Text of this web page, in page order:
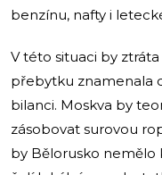
benzínu, nafty i
V této situaci by
přebytku znamenala
bilanci. Moskva by
zásobovat surovou
by Bělorusko nemělo